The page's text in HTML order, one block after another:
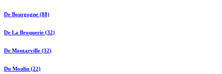
De Bourgogne (88)
De La Broquerie (32)
De Montarville (32)
Du Moulin (22)